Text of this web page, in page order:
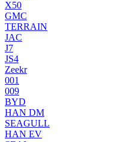
X50
GMC
TERRAIN
JAC
J7
JS4
Zeekr
001
009
BYD
HAN DM
SEAGULL
HAN EV